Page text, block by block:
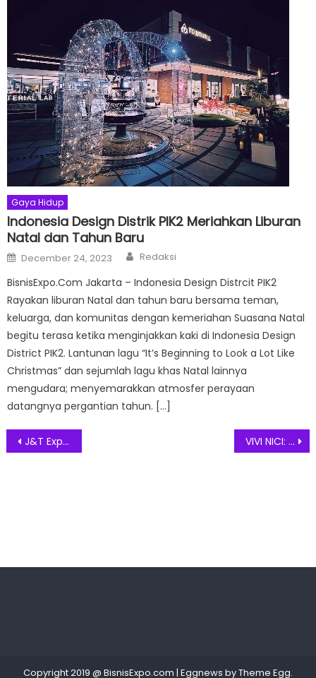
Gaya Hidup
Indonesia Design Distrik PIK2 Meriahkan Liburan
Natal dan Tahun Baru
Posted
on
December 24, 2023 Author
Redaksi
BisnisExpo.Com Jakarta – Indonesia Design Distrcit PIK2
Rayakan liburan Natal dan tahun baru bersama teman,
keluarga, dan komunitas dengan kemeriahan Suasana Natal
begitu terasa ketika menginjakkan kaki di Indonesia Design
District PIK2. Lantunan lagu “It’s Beginning to Look a Lot Like
Christmas” dan sejumlah lagu khas Natal lainnya
mengudara; menyemarakkan atmosfer perayaan
datangnya pergantian tahun. […]
Post
J&T Express Raih “Most Caring Companies” dalam ajang CSI 2025 VIVI NICI: Langkah Anggun Tanpa Kompromi, Era Baru High Heels
Copyright 2019 @ BisnisExpo.com | Eggnews byTheme Egg.